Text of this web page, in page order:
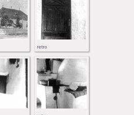
retro